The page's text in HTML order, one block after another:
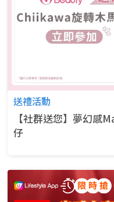
送禮活動
【社群送您】夢幻感
仔